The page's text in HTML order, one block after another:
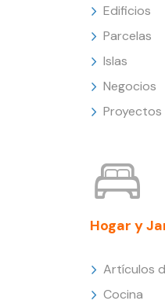
Edificios
Parcelas
Islas
Negocios
Proyectos
Hogar y
Artículos
Cocina